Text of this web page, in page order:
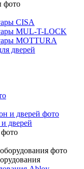
CISA
MUL-T-LOCK
MOTTURA
дверей
дверей